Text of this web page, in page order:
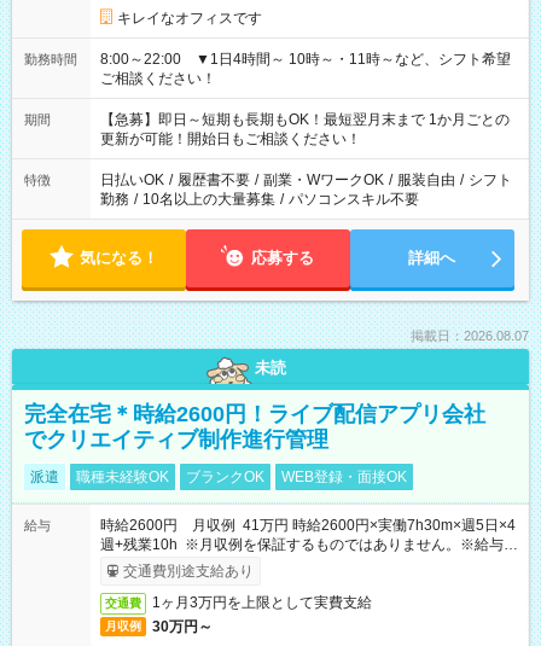
キレイなオフィスです
勤務時間
8:00～22:00 ▼1日4時間～ 10時～・11時～など、シフト希望
ご相談ください！
期間
【急募】即日～短期も長期もOK！最短翌月末まで 1か月ごとの
更新が可能！開始日もご相談ください！
特徴 日払いOK / 履歴書不要 / 副業・WワークOK / 服装自由 / シフト
勤務 / 10名以上の大量募集 / パソコンスキル不要
気になる！ 応募する 詳細へ
掲載日：2026.08.07
未読
完全在宅＊時給2600円！ライブ配信アプリ会社
でクリエイティブ制作進行管理
派遣 職種未経験OK ブランクOK WEB登録・面接OK
給与
時給2600円 月収例 41万円 時給2600円×実働7h30m×週5日×4
週+残業10h ※月収例を保証するものではありません。※給与即
受取りサービス利用可（利用条件有）
交通費別途支給あり
交通費 1ヶ月3万円を上限として実費支給
月収例 30万円～